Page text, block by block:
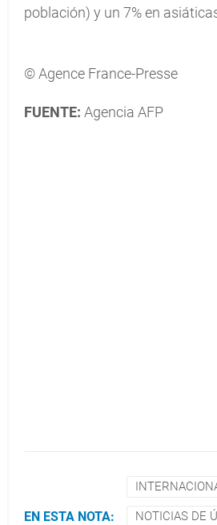
población) y un 7% en
© Agence France-Presse
FUENTE: Agencia AFP
EN ESTA NOTA: NOTICIAS DE